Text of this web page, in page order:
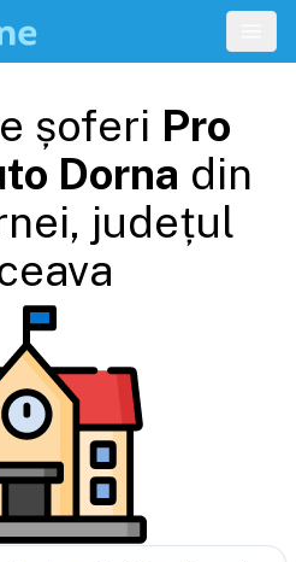
șoferi Pro
Dorna din
, județul